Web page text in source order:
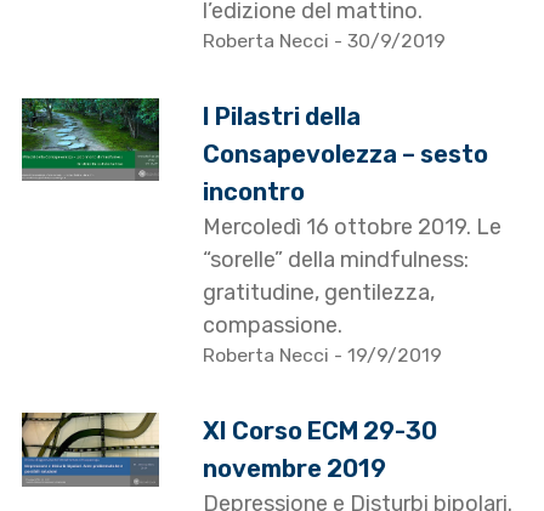
l’edizione del mattino.
Roberta Necci - 30/9/2019
I Pilastri della
Consapevolezza – sesto
incontro
Mercoledì 16 ottobre 2019. Le
“sorelle” della mindfulness:
gratitudine, gentilezza,
compassione.
Roberta Necci - 19/9/2019
XI Corso ECM 29-30
novembre 2019
Depressione e Disturbi bipolari.